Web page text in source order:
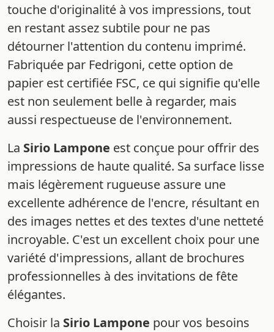
touche d'originalité à vos impressions, tout
en restant assez subtile pour ne pas
détourner l'attention du contenu imprimé.
Fabriquée par Fedrigoni, cette option de
papier est certifiée FSC, ce qui signifie qu'elle
est non seulement belle à regarder, mais
aussi respectueuse de l'environnement.
La Sirio Lampone est conçue pour offrir des
impressions de haute qualité. Sa surface lisse
mais légèrement rugueuse assure une
excellente adhérence de l'encre, résultant en
des images nettes et des textes d'une netteté
incroyable. C'est un excellent choix pour une
variété d'impressions, allant de brochures
professionnelles à des invitations de fête
élégantes.
Choisir la Sirio Lampone pour vos besoins